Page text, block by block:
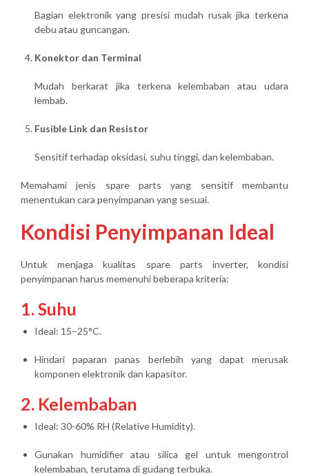
Bagian elektronik yang presisi mudah rusak jika terkena
debu atau guncangan.
Konektor dan Terminal
Mudah berkarat jika terkena kelembaban atau udara
lembab.
Fusible Link dan Resistor
Sensitif terhadap oksidasi, suhu tinggi, dan kelembaban.
Memahami jenis spare parts yang sensitif membantu
menentukan cara penyimpanan yang sesuai.
Kondisi Penyimpanan Ideal
Untuk menjaga kualitas spare parts inverter, kondisi
penyimpanan harus memenuhi beberapa kriteria:
1. Suhu
Ideal: 15–25°C.
Hindari paparan panas berlebih yang dapat merusak
komponen elektronik dan kapasitor.
2. Kelembaban
Ideal: 30-60% RH (Relative Humidity).
Gunakan humidifier atau silica gel untuk mengontrol
kelembaban, terutama di gudang terbuka.